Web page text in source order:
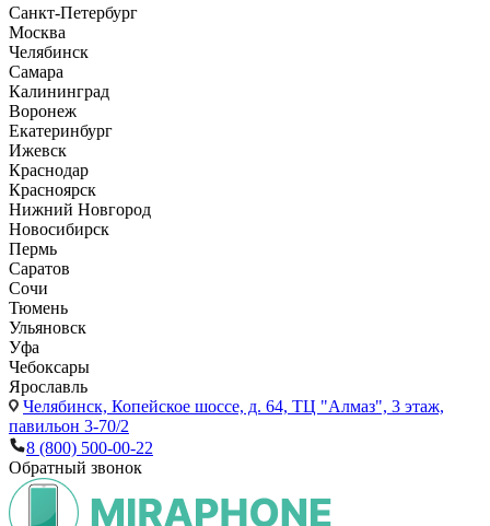
Санкт-Петербург
Москва
Челябинск
Самара
Калининград
Воронеж
Екатеринбург
Ижевск
Краснодар
Красноярск
Нижний Новгород
Новосибирск
Пермь
Саратов
Сочи
Тюмень
Ульяновск
Уфа
Чебоксары
Ярославль
Челябинск, Копейское шоссе, д. 64, ТЦ "Алмаз", 3 этаж,
павильон 3-70/2
8 (800) 500-00-22
Обратный звонок